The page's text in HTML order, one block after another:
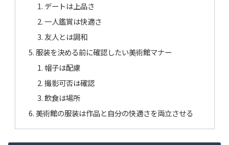
デートは上品さ
一人鑑賞は快適さ
友人とは調和
服装を決める前に確認したい美術館マナー
帽子は配慮
撮影可否は確認
飲食は場所
美術館の服装は作品と自分の快適さを両立させる